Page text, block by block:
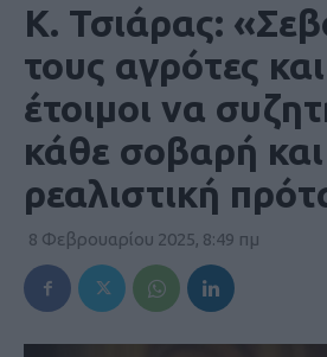
Κ. Τσιάρας:
τους αγρότες
έτοιμοι να
κάθε σοβαρή και
ρεαλιστική
8 Φεβρουαρίου 2025, 8:49 πμ